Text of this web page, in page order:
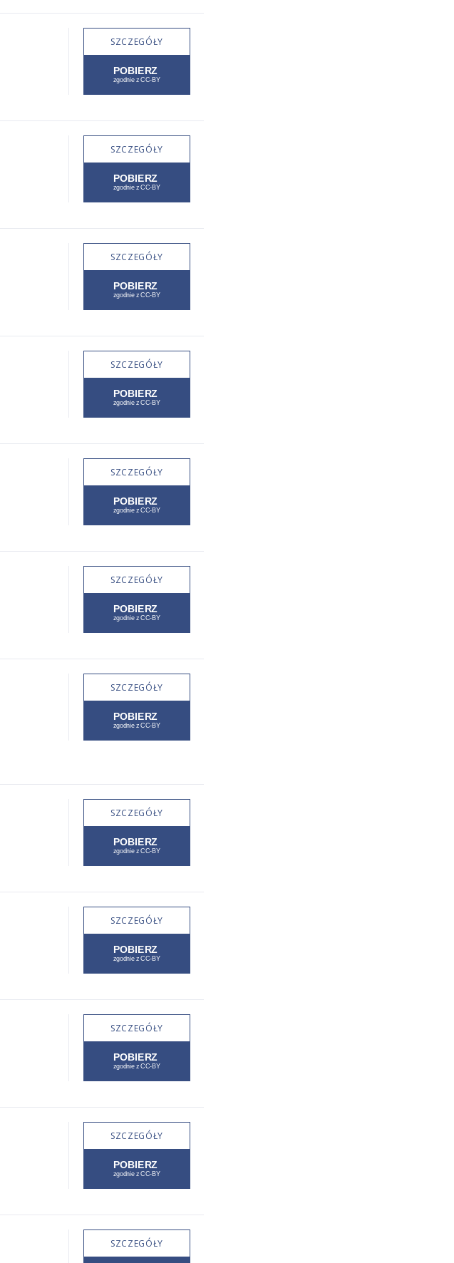
SZCZEGÓŁY
SZCZEGÓŁY
SZCZEGÓŁY
SZCZEGÓŁY
SZCZEGÓŁY
SZCZEGÓŁY
SZCZEGÓŁY
SZCZEGÓŁY
SZCZEGÓŁY
SZCZEGÓŁY
SZCZEGÓŁY
SZCZEGÓŁY